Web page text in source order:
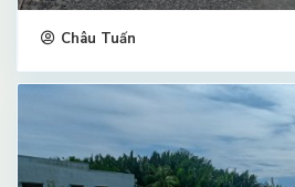
Châu Tuấn